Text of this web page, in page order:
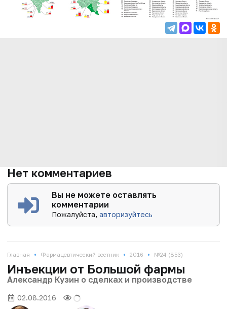
Нет комментариев
Вы не можете оставлять
комментарии
Пожалуйста,авторизуйтесь
Главная • Фармацевтический вестник • 2016 • №24 (853)
Инъекции от Большой фармы
Александр Кузин о сделках и производстве
02.08.2016